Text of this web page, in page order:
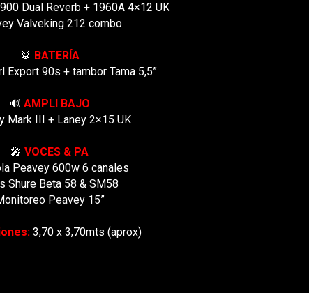
Dual Reverb + 1960A 4×12 UK
Valveking 212 combo
🥁 BATERÍA
Export 90s + tambor Tama 5,5”
🔊 AMPLI BAJO
Mark III + Laney 2×15 UK
🎤 VOCES & PA
Peavey 600w 6 canales
Shure Beta 58 & SM58
Peavey 15”
3,70 x 3,70mts (aprox)